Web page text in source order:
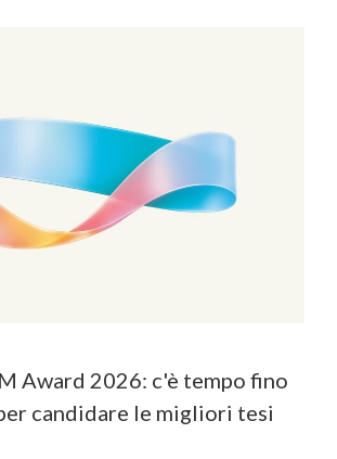
Award 2026: c'è tempo fino
candidare le migliori tesi